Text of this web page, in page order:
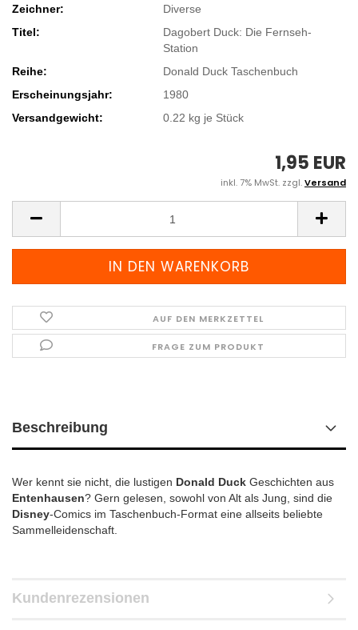
Zeichner:
Diverse
Titel:
Dagobert Duck: Die Fernseh-
Station
Reihe:
Donald Duck Taschenbuch
Erscheinungsjahr:
1980
Versandgewicht:
0.22 kg je Stück
1,95 EUR
inkl. 7% MwSt. zzgl.Versand
AUF DEN MERKZETTEL
FRAGE ZUM PRODUKT
Beschreibung
Wer kennt sie nicht, die lustigen Donald Duck Geschichten aus
Entenhausen? Gern gelesen, sowohl von Alt als Jung, sind die
Disney-Comics im Taschenbuch-Format eine allseits beliebte
Sammelleidenschaft.
Kundenrezensionen